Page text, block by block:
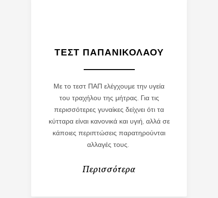
ΤΕΣΤ ΠΑΠΑΝΙΚΟΛΆΟΥ
Με το τεστ ΠΑΠ ελέγχουμε την υγεία
του τραχήλου της μήτρας. Για τις
περισσότερες γυναίκες δείχνει ότι τα
κύτταρα είναι κανονικά και υγιή, αλλά σε
κάποιες περιπτώσεις παρατηρούνται
αλλαγές τους.
Περισσότερα